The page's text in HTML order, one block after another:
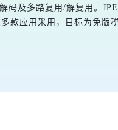
及多路复用/解复用。
款应用采用，目标为免版